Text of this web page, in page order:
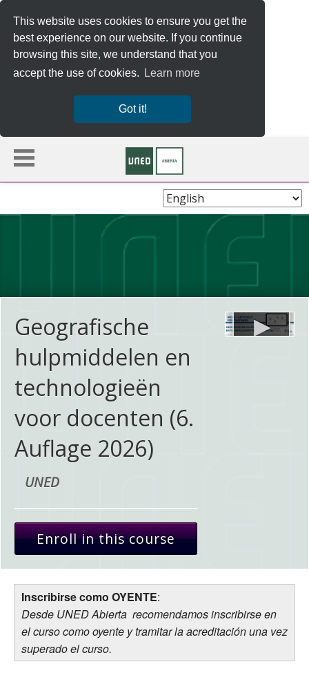
This website uses cookies to ensure you get the
best experience on our website. If you continue
browsing this site, we understand that you
accept the use of cookies.
Learn more
Got it!
Choose
Language
Geografische
hulpmiddelen en
technologieën
voor docenten (6.
Auflage 2026)
UNED
Enroll in this course
Inscribirse como OYENTE:
Desde UNED Abierta recomendamos inscribirse en
el curso como oyente y tramitar la acreditación una vez
superado el curso.